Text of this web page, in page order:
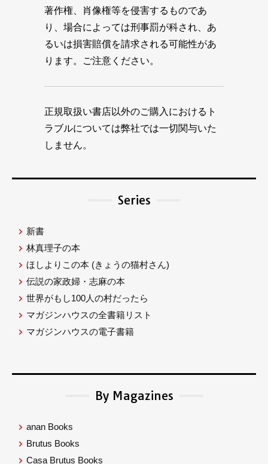
著作権、肖像権等を侵害するものであ
り、場合によっては刑事罰が科され、あ
るいは損害賠償を請求される可能性があ
ります。ご注意ください。
正規取扱い書店以外のご購入におけるト
ラブルについては弊社では一切関与いた
しません。
Series
新書
林真理子の本
ほしよりこの本 (きょうの猫村さん)
伝説の家政婦・志麻の本
世界がもし100人の村だったら
マガジンハウスの全書籍リスト
マガジンハウスの電子書籍
By Magazines
anan Books
Brutus Books
Casa Brutus Books